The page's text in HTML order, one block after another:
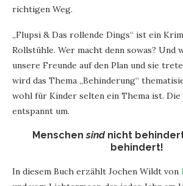
richtigen Weg.
„Flupsi & Das rollende Dings“ ist ein
Rollstühle. Wer macht denn sowas? Und
unsere Freunde auf den Plan und sie
wird das Thema „Behinderung“
wohl für Kinder selten ein Thema ist.
entspannt um.
Menschensind nicht
behindert!
In diesem Buch erzählt Jochen Wildt von